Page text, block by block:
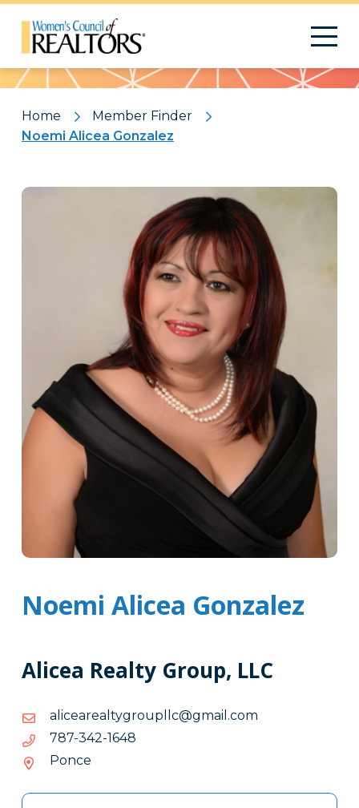
Pattern
Home
Member Finder
Noemi Alicea Gonzalez
Noemi Alicea Gonzalez
Alicea Realty Group, LLC
moc.liamg@cllpuorgytlaeraecila
moc.liamg@cllpuorgytlaeraecila
8461-243-787
8461-
Ponce
Tags